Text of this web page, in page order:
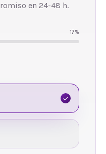
en 24-48 h.
17%